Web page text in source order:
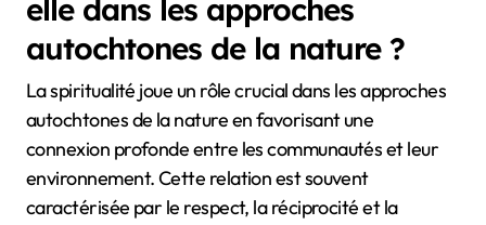
elle dans les approches
autochtones de la nature ?
La spiritualité joue un rôle crucial dans les approches
autochtones de la nature en favorisant une
connexion profonde entre les communautés et leur
environnement. Cette relation est souvent
caractérisée par le respect, la réciprocité et la